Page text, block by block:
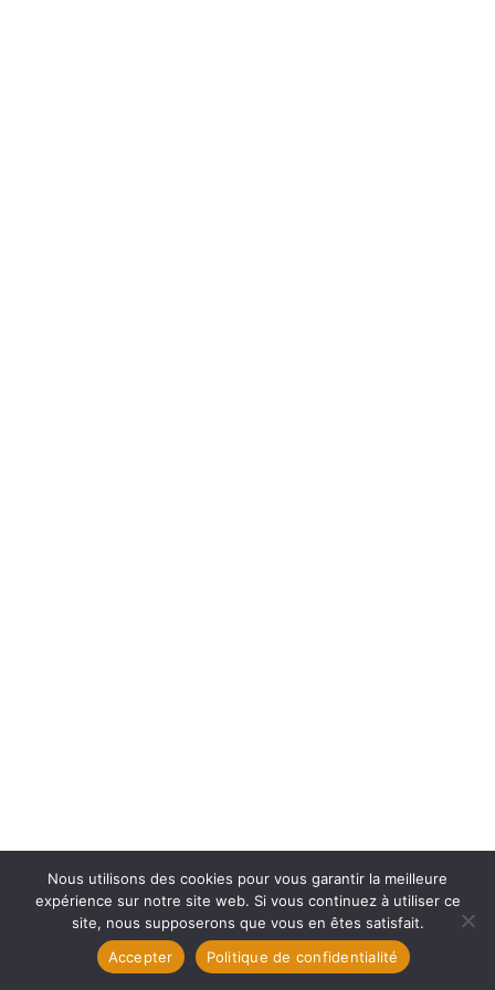
Nous utilisons des cookies pour vous garantir la meilleure
expérience sur notre site web. Si vous continuez à utiliser ce
site, nous supposerons que vous en êtes satisfait.
Accepter
Politique de confidentialité